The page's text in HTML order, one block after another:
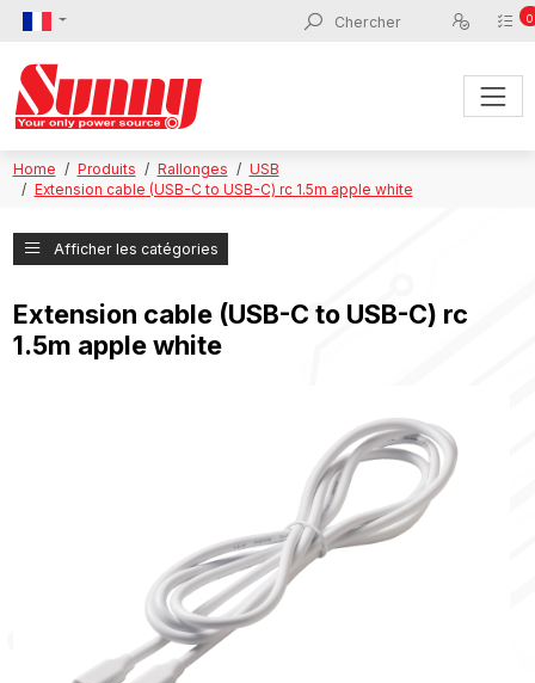
0
Home Produits Rallonges
USB
Extension cable (USB-C to USB-C) rc 1.5m apple white
Afficher les catégories
Extension cable (USB-C to USB-C) rc
1.5m apple white